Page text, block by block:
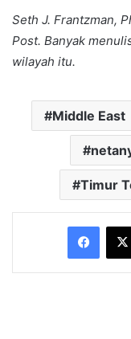
Seth J. Frantzman,
Post. Banyak
wilayah itu.
Middle East
Timur